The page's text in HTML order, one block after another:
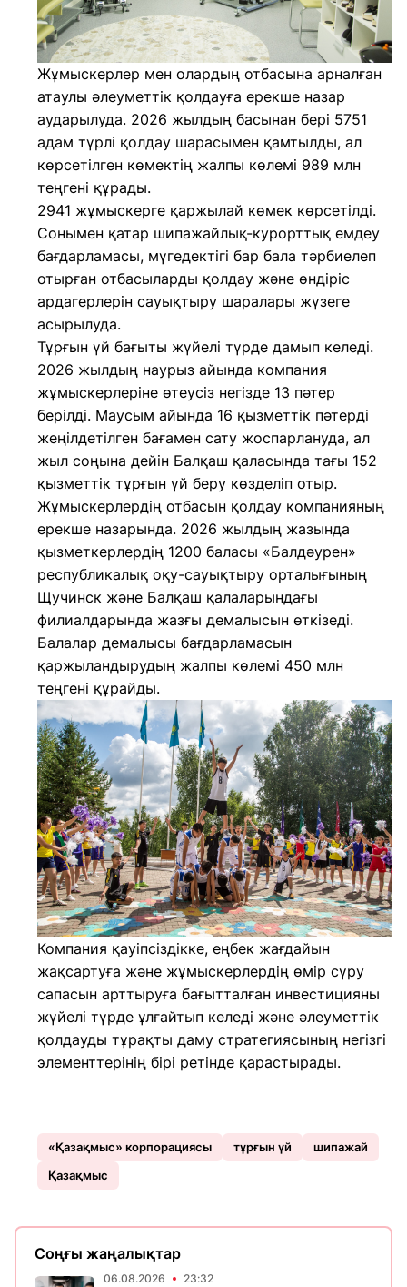
Жұмыскерлер мен олардың отбасына арналған
атаулы әлеуметтік қолдауға ерекше назар
аударылуда. 2026 жылдың басынан бері 5751
адам түрлі қолдау шарасымен қамтылды, ал
көрсетілген көмектің жалпы көлемі 989 млн
теңгені құрады.
2941 жұмыскерге қаржылай көмек көрсетілді.
Сонымен қатар шипажайлық-курорттық емдеу
бағдарламасы, мүгедектігі бар бала тәрбиелеп
отырған отбасыларды қолдау және өндіріс
ардагерлерін сауықтыру шаралары жүзеге
асырылуда.
Тұрғын үй бағыты жүйелі түрде дамып келеді.
2026 жылдың наурыз айында компания
жұмыскерлеріне өтеусіз негізде 13 пәтер
берілді. Маусым айында 16 қызметтік пәтерді
жеңілдетілген бағамен сату жоспарлануда, ал
жыл соңына дейін Балқаш қаласында тағы 152
қызметтік тұрғын үй беру көзделіп отыр.
Жұмыскерлердің отбасын қолдау компанияның
ерекше назарында. 2026 жылдың жазында
қызметкерлердің 1200 баласы «Балдәурен»
республикалық оқу-сауықтыру орталығының
Щучинск және Балқаш қалаларындағы
филиалдарында жазғы демалысын өткізеді.
Балалар демалысы бағдарламасын
қаржыландырудың жалпы көлемі 450 млн
теңгені құрайды.
Компания қауіпсіздікке, еңбек жағдайын
жақсартуға және жұмыскерлердің өмір сүру
сапасын арттыруға бағытталған инвестицияны
жүйелі түрде ұлғайтып келеді және әлеуметтік
қолдауды тұрақты даму стратегиясының негізгі
элементтерінің бірі ретінде қарастырады.
«Қазақмыс» корпорациясы тұрғын үй
шипажай
Қазақмыс
Соңғы жаңалықтар
06.08.2026 23:32